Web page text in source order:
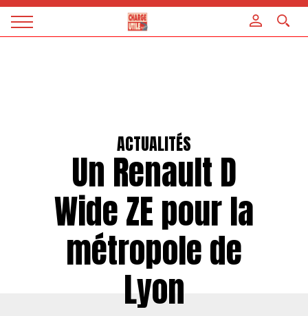
Magazine
ACTUALITÉS
Un Renault D
Wide ZE pour la
métropole de
Lyon
Panneau de gestion des cookies